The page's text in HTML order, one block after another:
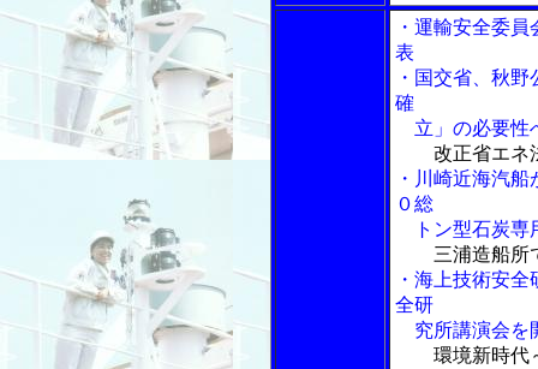
・運輸安全委
表
・国交省、秋
確
立」の必要性
改正省エネ
・川崎近海汽
０総
トン型石炭専
三浦造船所
・海上技術安
全研
究所講演会を
環境新時代